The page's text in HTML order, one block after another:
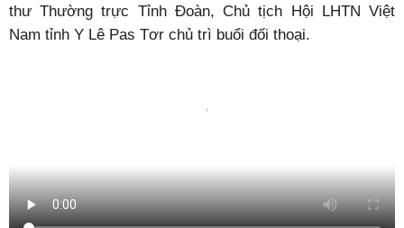
thư Thường trực Tỉnh Đoàn, Chủ tịch Hội LHTN Việt
Nam tỉnh Y Lê Pas Tơr chủ trì buổi đối thoại.